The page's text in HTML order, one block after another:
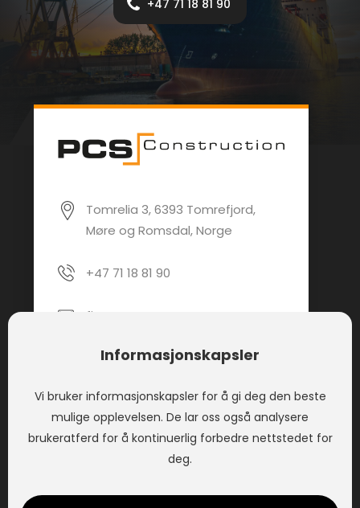
Informasjonskapsler
Vi bruker informasjonskapsler for å gi deg den beste
mulige opplevelsen. De lar oss også analysere
brukeratferd for å kontinuerlig forbedre nettstedet for
deg.
+47 71 18 81 90
Tomrelia 3, 6393 Tomrefjord,
Møre og Romsdal, Norge
+47 71 18 81 90
firmapost@pcsas.no
PCS Construction tilbyr tjenester innen
overflatebehandling. Vårt mål er å levere på en
En del avPCS Group